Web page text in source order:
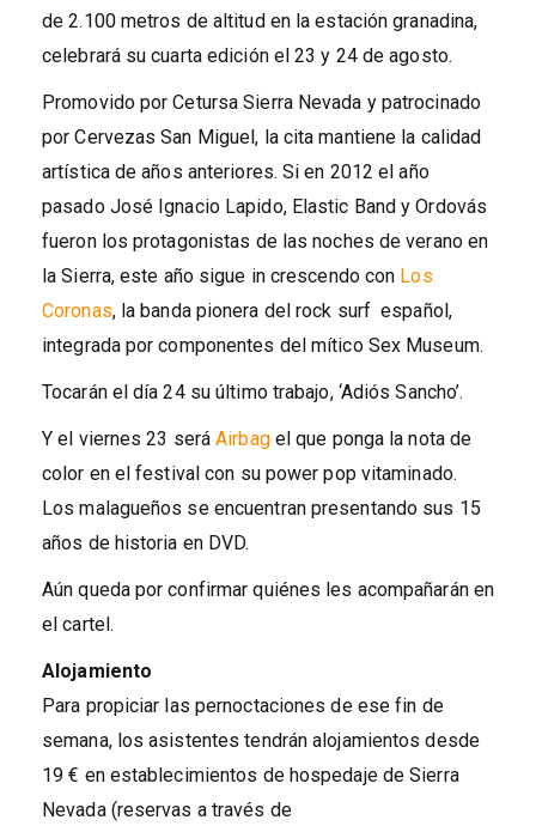
de 2.100 metros de altitud en la estación granadina,
celebrará su cuarta edición el 23 y 24 de agosto.
Promovido por Cetursa Sierra Nevada y patrocinado
por Cervezas San Miguel, la cita mantiene la calidad
artística de años anteriores. Si en 2012 el año
pasado José Ignacio Lapido, Elastic Band y Ordovás
fueron los protagonistas de las noches de verano en
la Sierra, este año sigue in crescendo con Los
Coronas, la banda pionera del rock surf español,
integrada por componentes del mítico Sex Museum.
Tocarán el día 24 su último trabajo, ‘Adiós Sancho’.
Y el viernes 23 seráAirbagel que ponga la nota de
color en el festival con su power pop vitaminado.
Los malagueños se encuentran presentando sus 15
años de historia en DVD.
Aún queda por confirmar quiénes les acompañarán en
el cartel.
Alojamiento
Para propiciar las pernoctaciones de ese fin de
semana, los asistentes tendrán alojamientos desde
19 € en establecimientos de hospedaje de Sierra
Nevada (reservas a través de